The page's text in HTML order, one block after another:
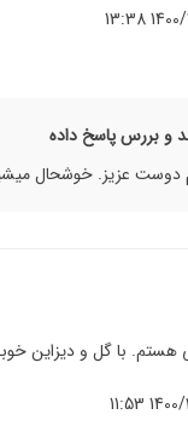
1400/
و بررس پاسخ داده
عزیز. خوشحال میشیم
با گل و دیزاین
1400/3/